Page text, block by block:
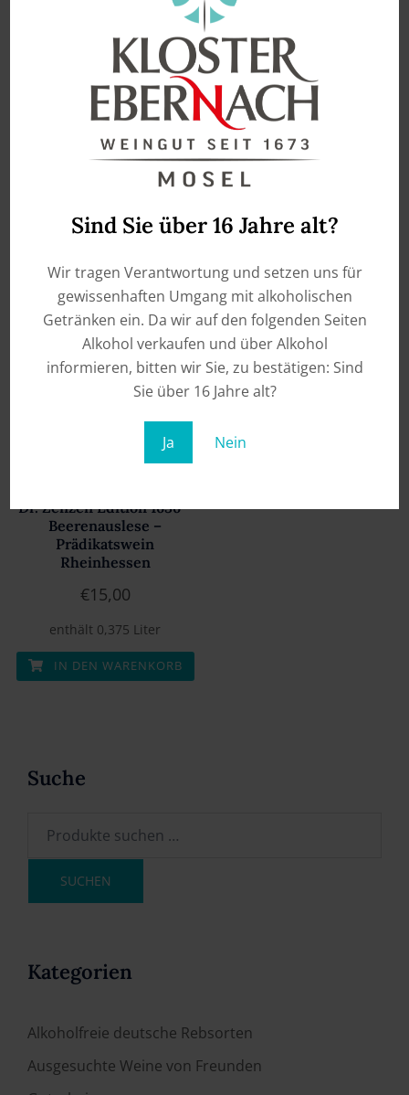
Sind Sie über 16 Jahre alt?
Wir tragen Verantwortung und setzen uns für
gewissenhaften Umgang mit alkoholischen
Getränken ein. Da wir auf den folgenden Seiten
Alkohol verkaufen und über Alkohol
informieren, bitten wir Sie, zu bestätigen: Sind
Sie über 16 Jahre alt?
Ja Nein
9,50
enthält 0,75Liter
IN DEN WARENKORB
Dr. Zenzen Edition 1636 –
Trockenbeerenauslese –
Prädikatswein
Rheinhessen
19,50
enthält 0,375
Dr. Zenzen Edition 1636 –
Beerenauslese –
Prädikatswein
Rheinhessen
€15,00
enthält 0,375 Liter
IN DEN WARENKORB
Suche
SUCHEN
Kategorien
Alkoholfreie deutsche Rebsorten
Ausgesuchte Weine von Freunden